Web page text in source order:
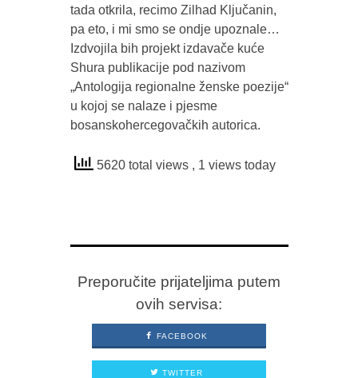
tada otkrila, recimo Zilhad Ključanin,
pa eto, i mi smo se ondje upoznale…
Izdvojila bih projekt izdavače kuće
Shura publikacije pod nazivom
„Antologija regionalne ženske poezije“
u kojoj se nalaze i pjesme
bosanskohercegovačkih autorica.
5620 total views , 1 views today
Preporučite prijateljima putem
ovih servisa:
FACEBOOK
TWITTER